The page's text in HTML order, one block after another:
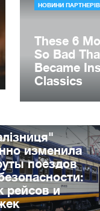
изменила
поездов
рейсов и